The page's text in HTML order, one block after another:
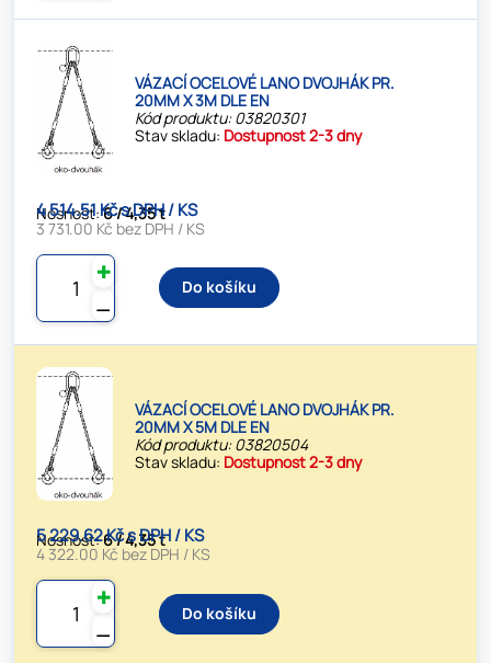
VÁZACÍ OCELOVÉ LANO DVOJHÁK PR.
20MM X 3M DLE EN
Kód produktu: 03820301
Stav skladu: Dostupnost 2-3 dny
Nosnost:6 / 4,35 t
4 514.51 Kč s DPH / KS
3 731.00 Kč bez DPH / KS
⚊
✚
Do košíku
VÁZACÍ OCELOVÉ LANO DVOJHÁK PR.
20MM X 5M DLE EN
Kód produktu: 03820504
Stav skladu: Dostupnost 2-3 dny
Nosnost:6 / 4,35 t
5 229.62 Kč s DPH / KS
4 322.00 Kč bez DPH / KS
⚊
✚
Do košíku